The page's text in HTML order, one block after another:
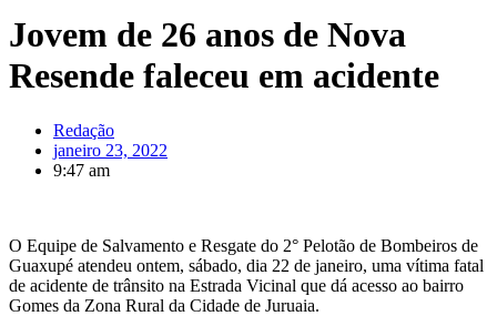
Jovem de 26 anos de Nova
Resende faleceu em acidente
Redação
janeiro 23, 2022
9:47 am
O Equipe de Salvamento e Resgate do 2° Pelotão de Bombeiros de
Guaxupé atendeu ontem, sábado, dia 22 de janeiro, uma vítima fatal
de acidente de trânsito na Estrada Vicinal que dá acesso ao bairro
Gomes da Zona Rural da Cidade de Juruaia.